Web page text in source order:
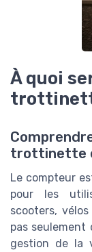
À quoi
trottinette
Le compteur
pour les
scooters,
pas seulement
gestion de la